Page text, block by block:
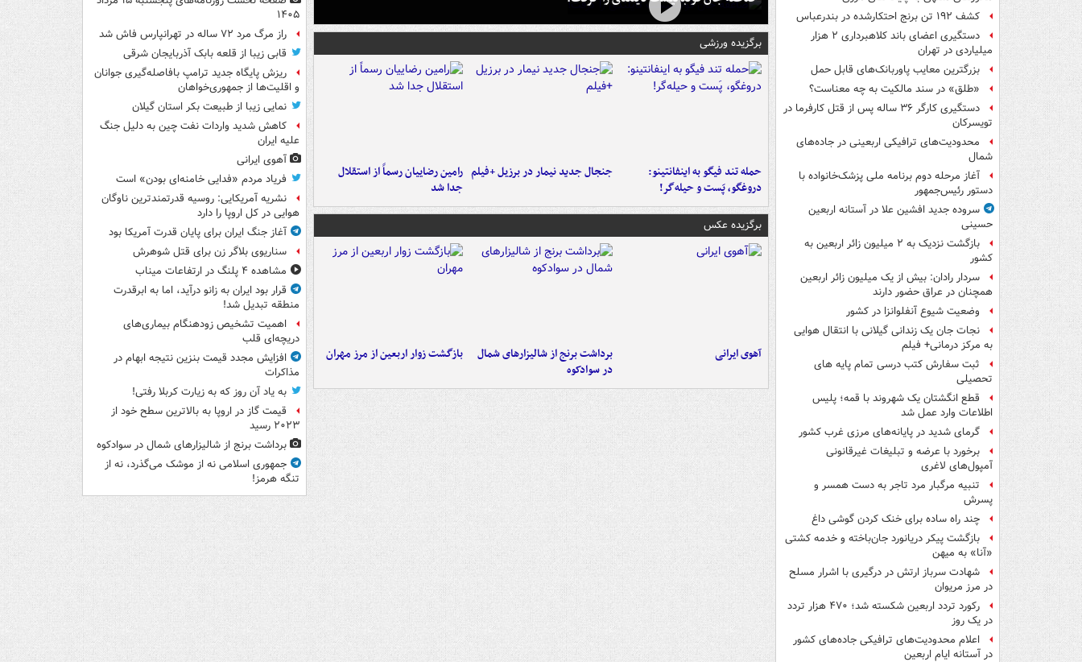
کشف ۱۹۲ تن برنج احتکارشده در بندرعباس
دستگیری اعضای باند کلاهبرداری ۲ هزار
میلیاردی در تهران
بزرگترین معایب پاوربانک‌های قابل حمل
«طلق» در سند مالکیت به چه معناست؟
دستگیری کارگر ۳۶ ساله پس از قتل کارفرما در
تویسرکان
محدودیت‌های ترافیکی اربعینی در جاده‌های
شمال‌
آغاز مرحله دوم برنامه ملی پزشک‌خانواده با
دستور رئیس‌جمهور
سروده جدید افشین علا در آستانه اربعین
حسینی
بازگشت نزدیک به ۲ میلیون زائر اربعین به
کشور
سردار رادان: بیش از یک میلیون زائر اربعین
همچنان در عراق حضور دارند
وضعیت شیوع آنفلوانزا در کشور
نجات جان یک زندانی گیلانی با انتقال هوایی
به مرکز درمانی+ فیلم
ثبت سفارش کتب درسی تمام پایه های
تحصیلی
قطع انگشتان یک شهروند با قمه؛ پلیس
اطلاعات وارد عمل شد
گرمای شدید در پایانه‌های مرزی غرب کشور
برخورد با عرضه و تبلیغات غیرقانونی
آمپول‌های لاغری
تنبیه مرگبار مرد تاجر به دست همسر و
پسرش
چند راه‌ ساده برای خنک کردن گوشی داغ
بازگشت پیکر دریانورد جان‌باخته و خدمه کشتی
«آنا» به میهن
شهادت سرباز ارتش در درگیری با اشرار مسلح
در مرز مریوان
رکورد تردد اربعین شکسته شد؛ ۴۷۰ هزار تردد
در یک روز
اعلام محدودیت‌های ترافیکی جاده‌های کشور
در آستانه ایام اربعین
برگزیده ورزشی
حمله تند فیگو به اینفانتینو:
دروغگو، پَست‌ و حیله‌گر!
جنجال جدید نیمار در برزیل +فیلم رامین رضاییان رسماً از استقلال
جدا شد
برگزیده عکس
آهوی ایرانی
برداشت برنج از شالیزارهای شمال
در سوادکوه
بازگشت زوار اربعین از مرز مهران
۱۴۰۵
راز مرگ مرد ۷۲ ساله در تهرانپارس فاش شد
قابی زیبا از قلعه بابک آذربایجان شرقی
ریزش پایگاه جدید ترامپ بافاصله‌گیری جوانان
و اقلیت‌ها از جمهوری‌خواهان
نمایی زیبا از طبیعت بکر استان گیلان
کاهش شدید واردات نفت چین به دلیل جنگ
علیه ایران
آهوی ایرانی
فریاد مردم «فدایی خامنه‌ای بودن» است
نشریه آمریکایی: روسیه قدرتمندترین ناوگان
هوایی در کل اروپا را دارد
آغاز جنگ ایران برای پایان قدرت آمریکا بود
سناریوی بلاگر زن برای قتل شوهرش
مشاهده ۴ پلنگ در ارتفاعات میناب
قرار بود ایران به زانو درآید، اما به ابرقدرت
منطقه تبدیل شد!
اهمیت تشخیص زودهنگام بیماری‌های
دریچه‌ای قلب
افزایش مجدد قیمت بنزین نتیجه ابهام در
مذاکرات
به یاد آن روز که به زیارت کربلا رفتی!
قیمت گاز در اروپا به بالاترین سطح خود از
۲۰۲۳ رسید
برداشت برنج از شالیزارهای شمال در سوادکوه
جمهوری اسلامی نه از موشک می‌گذرد، نه از
تنگه هرمز!